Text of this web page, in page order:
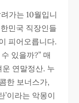
가는 10월입니
민국 직장인들
피어오릅니다.
있을까?” 매
연말정산. 누
한 보너스가,
’이라는 악몽이